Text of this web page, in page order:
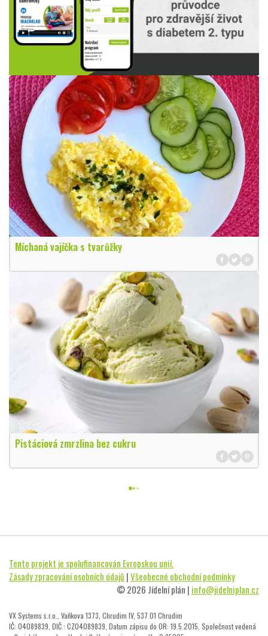
Míchaná vajíčka s tvarůžky
Pistáciová zmrzlina bez cukru
Tento projekt je spolufinancován Evropskou unií.
Zásady zpracování osobních údajů |Všeobecné obchodní podmínky
© 2026 Jídelní plán | info@jidelniplan.cz
VX Systems s.r.o., Vaňkova 1373, Chrudim IV, 537 01 Chrudim
IČ: 04089839, DIČ : CZ04089839, Datum zápisu do OR: 19.5.2015, Společnost vedená